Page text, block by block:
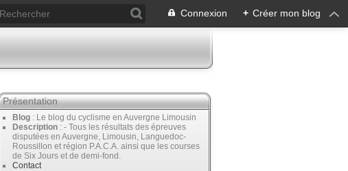
Connexion + Créer mon blog
Présentation
Blog : Le blog du cyclisme en Auvergne Limousin
Description : - Tous les résultats des épreuves
disputées en Auvergne, Limousin, Languedoc-
Roussillon et région P.A.C.A. ainsi que les courses
de Six Jours et de demi-fond.
Contact